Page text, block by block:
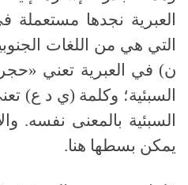
العبرية نجدها مستعملة
التي هي من اللغات
ن) في العبرية تعني
السبئية؛ وكلمة (ي د ع)
السبئية بالمعنى نفسه.
يمكن بسطها هنا.